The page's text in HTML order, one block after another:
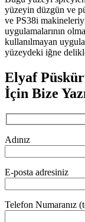
yüzeyin düzgün ve
ve PS38i
uygulamalarının
kullanılmayan
yüzeydeki iğne
Elyaf
İçin Bize
Adınız
E-posta adresiniz
Telefon Numaranız